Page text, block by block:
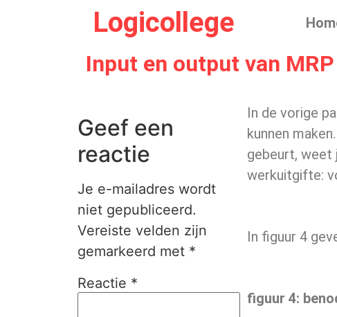
Logicollege
Input en output van MRP
Geef een
reactie
Je e-mailadres wordt
niet gepubliceerd.
Vereiste velden zijn
gemarkeerd met *
Reactie *
In de vorige
kunnen
gebeurt, weet
werkuitgifte:
In figuur 4
figuur4: